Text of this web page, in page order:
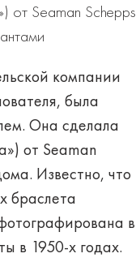
от Seaman Schepps
компании
была
Она сделала
от Seaman
Известно, что
браслета
в
в 1950-х годах.